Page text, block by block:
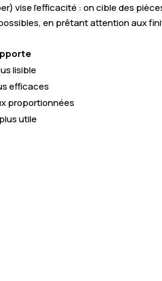
l’efficacité : on cible des
en prêtant attention aux
lisible
efficaces
proportionnées
utile